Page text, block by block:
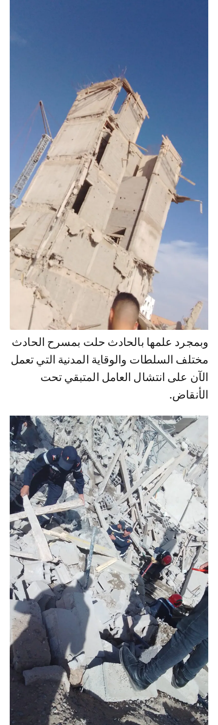
وبمجرد علمها بالحادث حلت بمسرح الحادث
مختلف السلطات والوقاية المدنية التي تعمل
الآن على انتشال العامل المتبقي تحت
الأنقاض.